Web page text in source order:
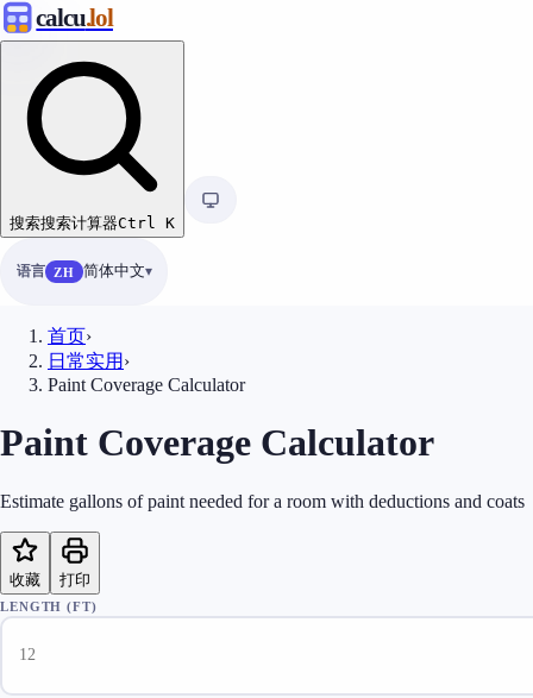
calcu.lol
搜索搜索计算器Ctrl K
语言 ZH 简体中文
首页›
日常实用 ›
Paint Coverage Calculator
Paint Coverage Calculator
Estimate gallons of paint needed for a room with deductions and coats
收藏 打印
LENGTH (FT)